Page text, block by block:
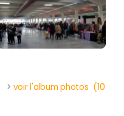
> voir l'album photos (10